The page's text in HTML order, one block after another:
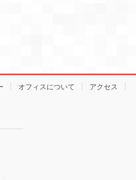
オフィスについて アクセス